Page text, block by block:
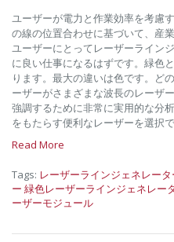
ユーザーが電力と作業効率を考慮
の線の位置合わせに基づいて、産
ユーザーにとってレーザーライン
に良い仕事になるはずです。緑色
ります。最大の違いは色です。ど
ーザーがさまざまな波長のレーザ
強調するために非常に実用的な分
をもたらす便利なレーザーを選択
Read More
Tags: レーザーラインジェネレータ
ー 緑色レーザーラインジェネレー
ーザーモジュール